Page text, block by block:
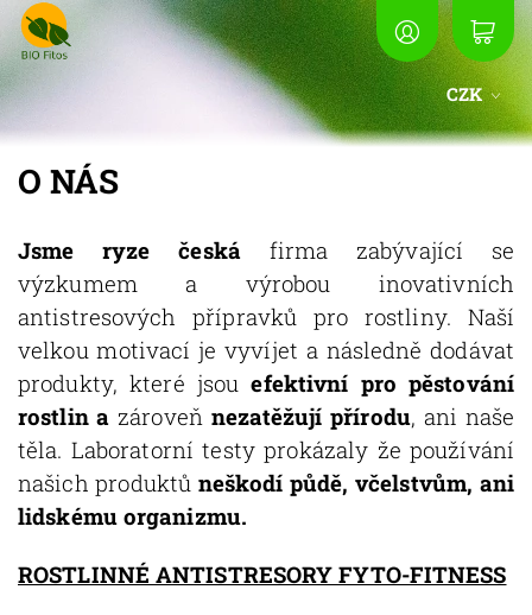
CZK
O NÁS
Jsme ryze českáfirma zabývající se
výzkumem a výrobou inovativních
antistresových přípravků pro rostliny. Naší
velkou motivací je vyvíjet a následně dodávat
produkty, které jsouefektivní pro pěstování
rostlin a zároveň nezatěžují přírodu, ani naše
těla. Laboratorní testy prokázaly že používání
našich produktů neškodí půdě, včelstvům, ani
lidskému organizmu.
ROSTLINNÉ ANTISTRESORY FYTO-FITNESS